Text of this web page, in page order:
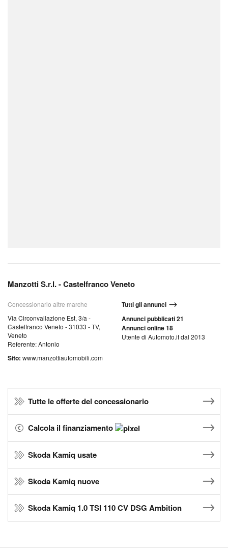
Manzotti S.r.l. - Castelfranco Veneto
Concessionario altre marche
Via Circonvallazione Est, 3/a -
Castelfranco Veneto - 31033 - TV,
Veneto
Referente: Antonio
Sito: www.manzottiautomobili.com
Tutti gli annunci
Annunci pubblicati 21
Annunci online 18
Utente di Automoto.it dal 2013
Tutte le offerte del concessionario
Calcola il finanziamento
Skoda Kamiq usate
Skoda Kamiq nuove
Skoda Kamiq 1.0 TSI 110 CV DSG Ambition